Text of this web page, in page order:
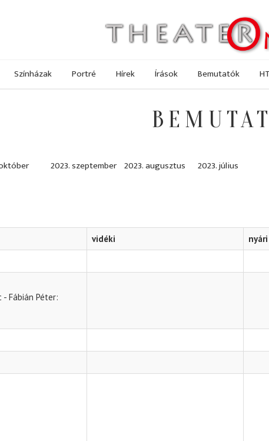
Színházak Portré Hírek Írások Bemutatók
2023. szeptember 2023. augusztus 2023. július
vidéki nyári
- Fábián Péter